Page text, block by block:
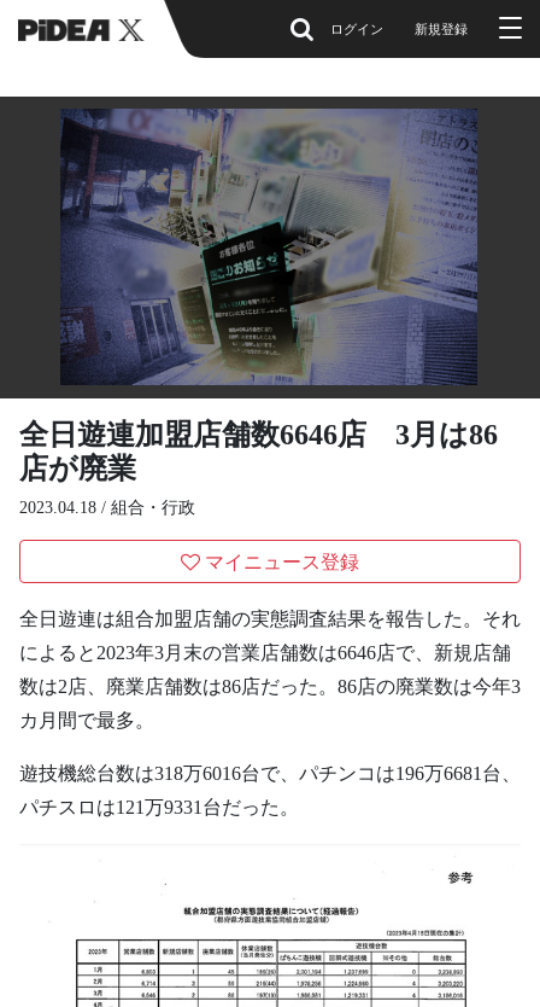
ログイン 新規登録
全日遊連加盟店舗数6646店 3月は86
店が廃業
2023.04.18 / 組合・行政
マイニュース登録
全日遊連は組合加盟店舗の実態調査結果を報告した。それ
によると2023年3月末の営業店舗数は6646店で、新規店舗
数は2店、廃業店舗数は86店だった。86店の廃業数は今年3
カ月間で最多。
遊技機総台数は318万6016台で、パチンコは196万6681台、
パチスロは121万9331台だった。